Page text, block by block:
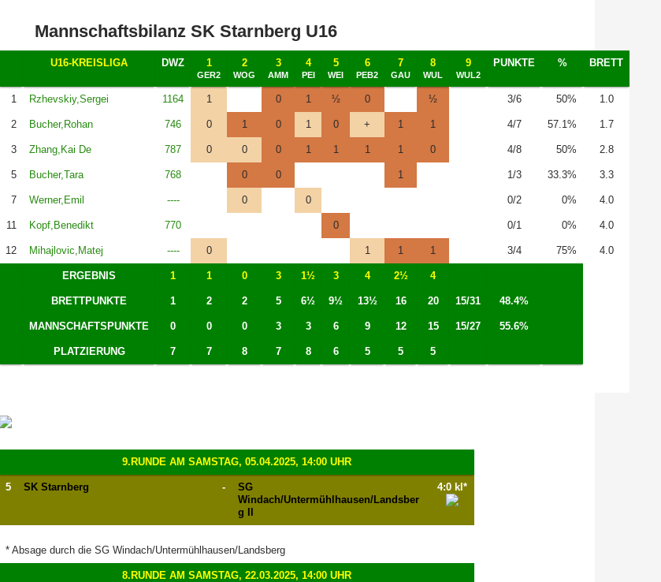
Mannschaftsbilanz SK Starnberg U16
U16-KREISLIGA DWZ 1
GER2
2
WOG
3
AMM
4
PEI
5
WEI
6
PEB2
7
GAU
8
WUL
9
WUL2
PUNKTE % BRETT
1 Rzhevskiy,Sergei 1164 1 0 1 ½ 0 ½ 3/6 50% 1.0
2 Bucher,Rohan 746 0 1 0 1 0 + 1 1 4/7 57.1% 1.7
3 Zhang,Kai De 787 0 0 0 1 1 1 1 0 4/8 50% 2.8
5 Bucher,Tara 768 0 0 1 1/3 33.3% 3.3
7 Werner,Emil ---- 0 0 0/2 0% 4.0
11 Kopf,Benedikt 770 0 0/1 0% 4.0
12 Mihajlovic,Matej ---- 0 1 1 1 3/4 75% 4.0
ERGEBNIS 1 1 0 3 1½ 3 4 2½ 4
BRETTPUNKTE 1 2 2 5 6½ 9½ 13½ 16 20 15/31 48.4%
MANNSCHAFTSPUNKTE 0 0 0 3 3 6 9 12 15 15/27 55.6%
PLATZIERUNG 7 7 8 7 8 6 5 5 5
9.RUNDE AM SAMSTAG, 05.04.2025, 14:00 UHR
5 SK Starnberg -
SG
Windach/Untermühlhausen/Landsber
g II
4:0 kl*
* Absage durch die SG Windach/Untermühlhausen/Landsberg
8.RUNDE AM SAMSTAG, 22.03.2025, 14:00 UHR